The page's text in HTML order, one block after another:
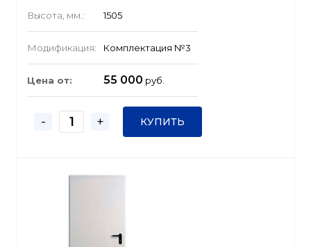
Высота, мм.: 1505
Модификация: Комплектация №3
Цена от: 55 000 руб.
- + КУПИТЬ